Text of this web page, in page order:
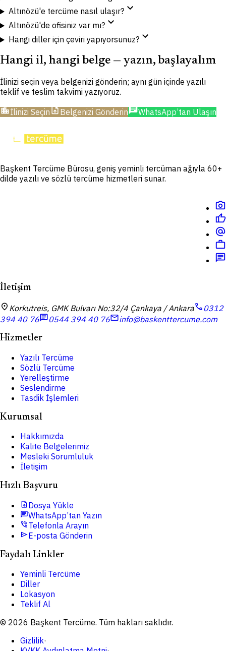
Altınözü'e tercüme nasıl ulaşır?expand_more
Altınözü'de ofisiniz var mı?expand_more
Hangi diller için çeviri yapıyorsunuz?expand_more
Hangi il, hangi belge — yazın, başlayalım
İlinizi seçin veya belgenizi gönderin; aynı gün içinde yazılı
teklif ve teslim takvimi yazıyoruz.
location_cityİlinizi Seçinupload_fileBelgenizi GönderinchatWhatsApp’tan Ulaşın
Başkent Tercüme Bürosu, geniş yeminli tercüman ağıyla 60+
dilde yazılı ve sözlü tercüme hizmetleri sunar.
photo_camera
thumb_up
alternate_email
work
chat
İletişim
location_on Korkutreis, GMK Bulvarı No:32/4 Çankaya / Ankaracall 0312
394 40 76chat0544 394 40 76mailinfo@baskenttercume.com
Hizmetler
Yazılı Tercüme
Sözlü Tercüme
Yerelleştirme
Seslendirme
Tasdik İşlemleri
Kurumsal
Hakkımızda
Kalite Belgelerimiz
Mesleki Sorumluluk
İletişim
Hızlı Başvuru
upload_fileDosya Yükle
chatWhatsApp’tan Yazın
phone_in_talkTelefonla Arayın
sendE-posta Gönderin
Faydalı Linkler
Yeminli Tercüme
Diller
Lokasyon
Teklif Al
© 2026 Başkent Tercüme. Tüm hakları saklıdır.
Gizlilik·